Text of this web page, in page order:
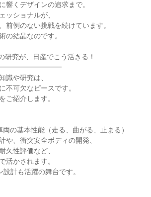
響くデザインの追求まで。
ッショナルが、
前例のない挑戦を続けています。
の結晶なのです。
研究が、日産でこう活きる！
識や研究は、
不可欠なピースです。
ご紹介します。
の基本性能（走る、曲がる、止まる）
や、衝突安全ボディの開発、
久性評価など、
活かされます。
計も活躍の舞台です。